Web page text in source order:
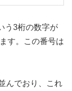
う3桁の数字が
す。この番号は
んでおり、これ